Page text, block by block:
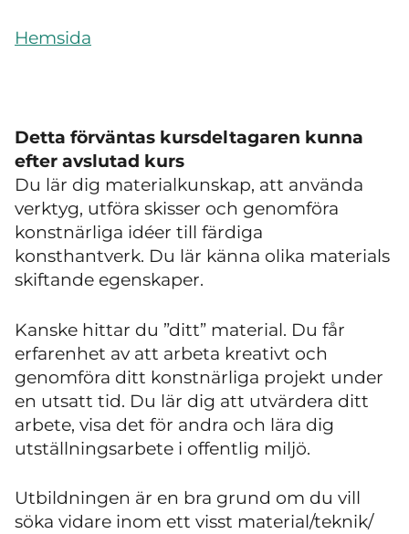
Hemsida
Detta förväntas kursdeltagaren kunna
efter avslutad kurs
Du lär dig materialkunskap, att använda
verktyg, utföra skisser och genomföra
konstnärliga idéer till färdiga
konsthantverk. Du lär känna olika materials
skiftande egenskaper.
Kanske hittar du ”ditt” material. Du får
erfarenhet av att arbeta kreativt och
genomföra ditt konstnärliga projekt under
en utsatt tid. Du lär dig att utvärdera ditt
arbete, visa det för andra och lära dig
utställningsarbete i offentlig miljö.
Utbildningen är en bra grund om du vill
söka vidare inom ett visst material/teknik/